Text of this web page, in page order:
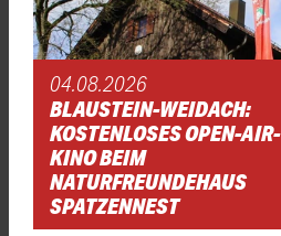
04.08.2026
BLAUSTEIN-WEIDACH:
KOSTENLOSES OPEN-AIR-
KINO BEIM
NATURFREUNDEHAUS
SPATZENNEST